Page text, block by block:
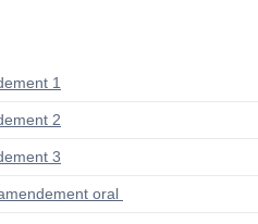
1
2
3
oral